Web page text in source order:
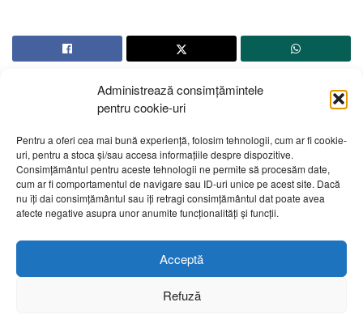
Administrează consimțămintele
pentru cookie-uri
Pentru a oferi cea mai bună experiență, folosim tehnologii, cum ar fi cookie-
uri, pentru a stoca și/sau accesa informațiile despre dispozitive.
Consimțământul pentru aceste tehnologii ne permite să procesăm date,
cum ar fi comportamentul de navigare sau ID-uri unice pe acest site. Dacă
nu îți dai consimțământul sau îți retragi consimțământul dat poate avea
afecte negative asupra unor anumite funcționalități și funcții.
Acceptă
Refuză
Despre noi Publicitate Contact
Politică de confidențialitate
Cod Deontologic
Grila de programe
Daca sunteti martorul unor evenimente importante vă rugăm
să ne contactați pe email:telembotosani.tv@gmail.com